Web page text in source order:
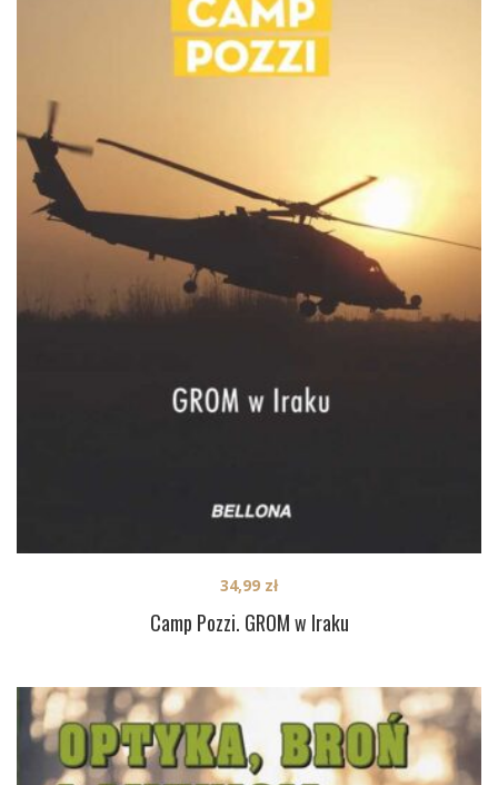
Camp Pozzi. GROM w Iraku
34,99 zł